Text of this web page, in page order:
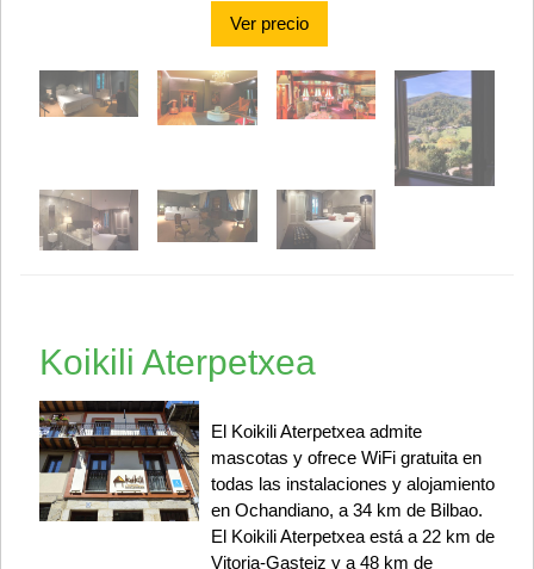
Ver precio
Koikili Aterpetxea
El Koikili Aterpetxea admite
mascotas y ofrece WiFi gratuita en
todas las instalaciones y alojamiento
en Ochandiano, a 34 km de Bilbao.
El Koikili Aterpetxea está a 22 km de
Vitoria-Gasteiz y a 48 km de